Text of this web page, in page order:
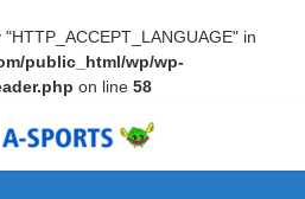
in
public_html/wp/wp-
on line 58